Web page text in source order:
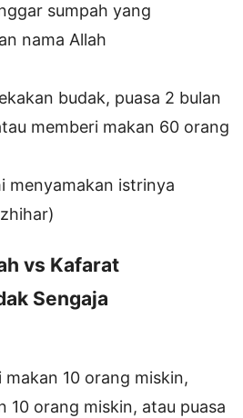
sumpah yang
nama Allah
budak, puasa 2 bulan
memberi makan 60 orang
menyamakan istrinya
vs Kafarat
Sengaja
makan 10 orang miskin,
10 orang miskin, atau puasa